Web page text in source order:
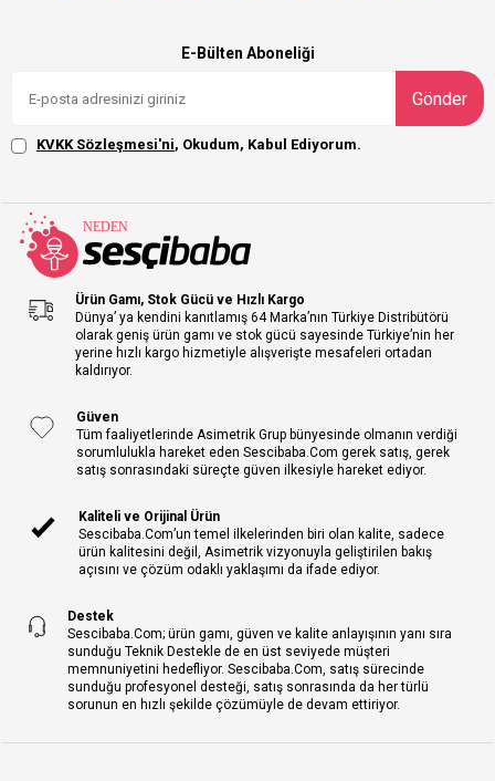
E-Bülten Aboneliği
Gönder
KVKK Sözleşmesi'ni, Okudum, Kabul Ediyorum.
Ürün Gamı, Stok Gücü ve Hızlı Kargo
Dünya’ ya kendini kanıtlamış 64 Marka’nın Türkiye Distribütörü
olarak geniş ürün gamı ve stok gücü sayesinde Türkiye’nin her
yerine hızlı kargo hizmetiyle alışverişte mesafeleri ortadan
kaldırıyor.
Güven
Tüm faaliyetlerinde Asimetrik Grup bünyesinde olmanın verdiği
sorumlulukla hareket eden Sescibaba.Com gerek satış, gerek
satış sonrasındaki süreçte güven ilkesiyle hareket ediyor.
Kaliteli ve Orijinal Ürün
Sescibaba.Com’un temel ilkelerinden biri olan kalite, sadece
ürün kalitesini değil, Asimetrik vizyonuyla geliştirilen bakış
açısını ve çözüm odaklı yaklaşımı da ifade ediyor.
Destek
Sescibaba.Com; ürün gamı, güven ve kalite anlayışının yanı sıra
sunduğu Teknik Destekle de en üst seviyede müşteri
memnuniyetini hedefliyor. Sescibaba.Com, satış sürecinde
sunduğu profesyonel desteği, satış sonrasında da her türlü
sorunun en hızlı şekilde çözümüyle de devam ettiriyor.